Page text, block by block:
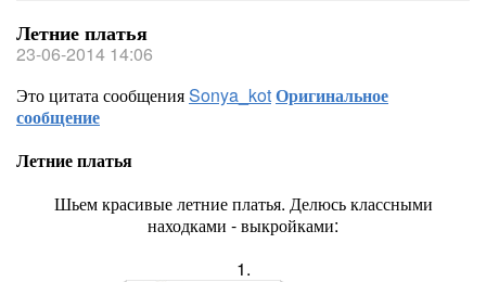
Летние платья
23-06-2014 14:06
Это цитата сообщенияSonya_kotОригинальное
сообщение
Летние платья
Шьем красивые летние платья. Делюсь классными
находками - выкройками:
1.